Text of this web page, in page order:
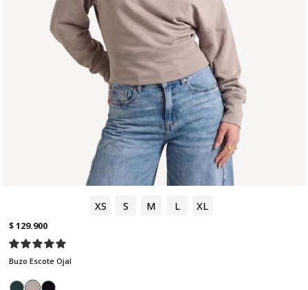
XS S M L XL
$ 129.900
Buzo Escote Ojal